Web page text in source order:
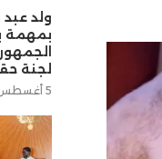
ولد عبد
بمهمة
لجنة
5 أغسطس 2026